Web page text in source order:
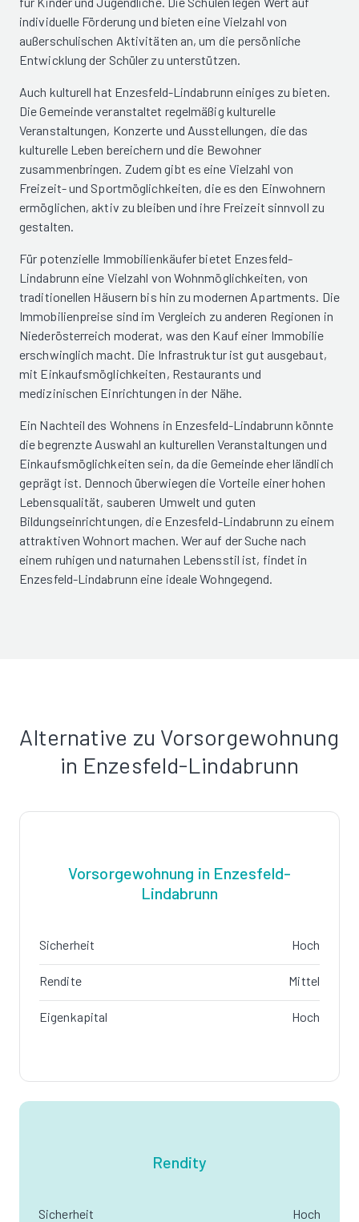
individuelle Förderung und bieten eine Vielzahl von
außerschulischen Aktivitäten an, um die persönliche
Entwicklung der Schüler zu unterstützen.
Auch kulturell hat Enzesfeld-Lindabrunn einiges zu bieten.
Die Gemeinde veranstaltet regelmäßig kulturelle
Veranstaltungen, Konzerte und Ausstellungen, die das
kulturelle Leben bereichern und die Bewohner
zusammenbringen. Zudem gibt es eine Vielzahl von
Freizeit- und Sportmöglichkeiten, die es den Einwohnern
ermöglichen, aktiv zu bleiben und ihre Freizeit sinnvoll zu
gestalten.
Für potenzielle Immobilienkäufer bietet Enzesfeld-
Lindabrunn eine Vielzahl von Wohnmöglichkeiten, von
traditionellen Häusern bis hin zu modernen Apartments. Die
Immobilienpreise sind im Vergleich zu anderen Regionen in
Niederösterreich moderat, was den Kauf einer Immobilie
erschwinglich macht. Die Infrastruktur ist gut ausgebaut,
mit Einkaufsmöglichkeiten, Restaurants und
medizinischen Einrichtungen in der Nähe.
Ein Nachteil des Wohnens in Enzesfeld-Lindabrunn könnte
die begrenzte Auswahl an kulturellen Veranstaltungen und
Einkaufsmöglichkeiten sein, da die Gemeinde eher ländlich
geprägt ist. Dennoch überwiegen die Vorteile einer hohen
Lebensqualität, sauberen Umwelt und guten
Bildungseinrichtungen, die Enzesfeld-Lindabrunn zu einem
attraktiven Wohnort machen. Wer auf der Suche nach
einem ruhigen und naturnahen Lebensstil ist, findet in
Enzesfeld-Lindabrunn eine ideale Wohngegend.
Alternative zu Vorsorgewohnung
in Enzesfeld-Lindabrunn
Vorsorgewohnung in Enzesfeld-
Lindabrunn
Sicherheit Hoch
Rendite Mittel
Eigenkapital Hoch
Rendity
Sicherheit Hoch